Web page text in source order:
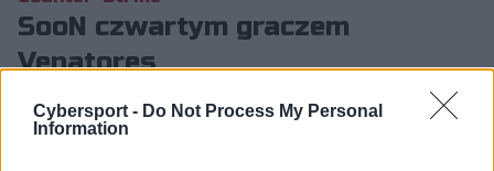
Cybersport - Do Not Process My Personal
Information
SooN czwartym graczem
Venatores